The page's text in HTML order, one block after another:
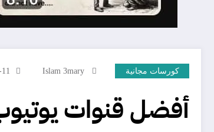
كورسات مجانية Islam 3mary
أفضل قنوات يوتيوب